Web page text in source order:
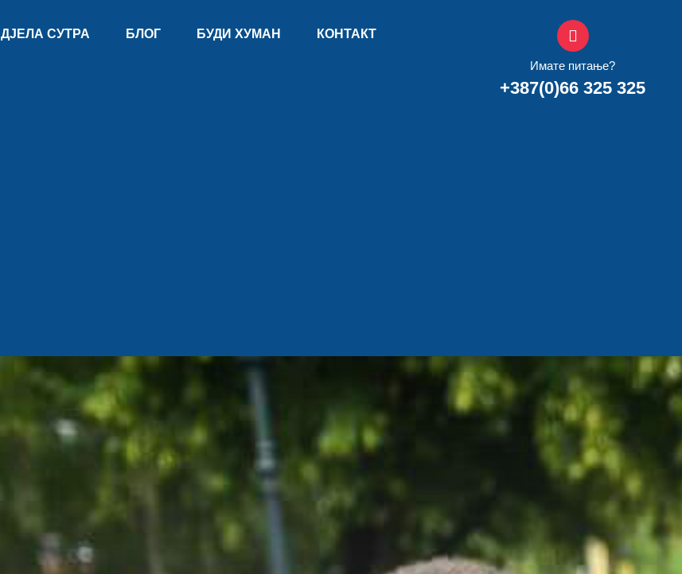
ДЈЕЛА СУТРА БЛОГ БУДИ ХУМАН КОНТАКТ
Имате питање?
+387(0)66 325 325